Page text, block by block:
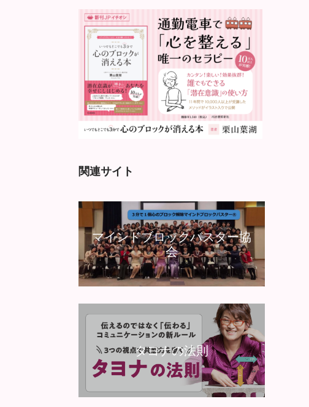
関連サイト
マインドブロックバスター協
会
タヨナの法則